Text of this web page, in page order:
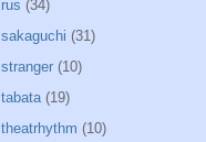
rus (34)
sakaguchi (31)
stranger (10)
tabata (19)
theatrhythm (10)